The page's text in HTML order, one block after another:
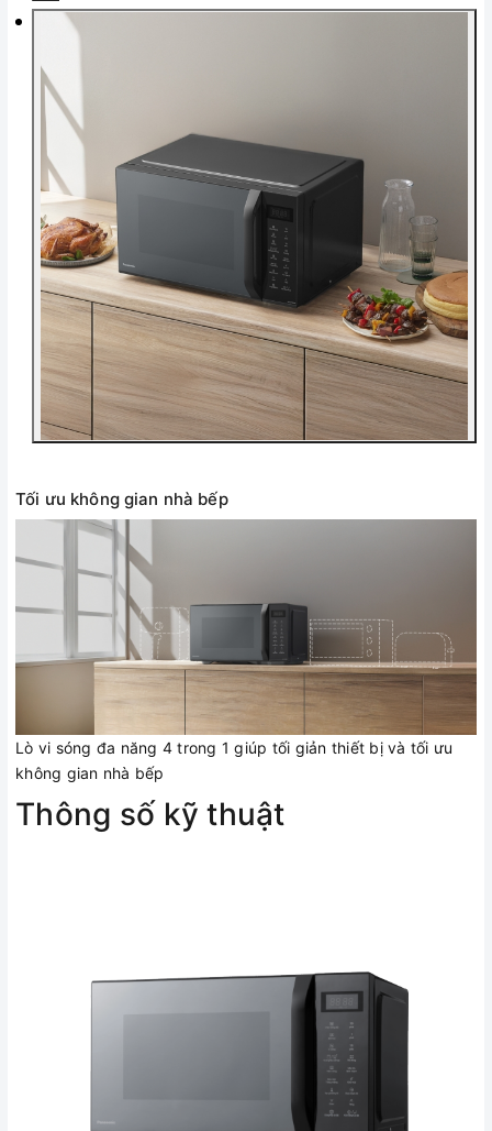
Tối ưu không gian nhà bếp
Lò vi sóng đa năng 4 trong 1 giúp tối giản thiết bị và tối ưu
không gian nhà bếp
Thông số kỹ thuật